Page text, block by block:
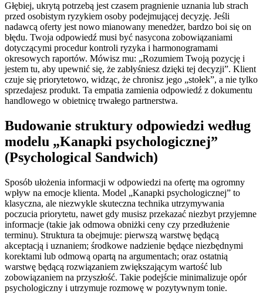
Głębiej, ukrytą potrzebą jest czasem pragnienie uznania lub strach
przed osobistym ryzykiem osoby podejmującej decyzję. Jeśli
nadawcą oferty jest nowo mianowany menedżer, bardzo boi się on
błędu. Twoja odpowiedź musi być nasycona zobowiązaniami
dotyczącymi procedur kontroli ryzyka i harmonogramami
okresowych raportów. Mówisz mu: „Rozumiem Twoją pozycję i
jestem tu, aby upewnić się, że zabłyśniesz dzięki tej decyzji”. Klient
czuje się priorytetowo, widząc, że chronisz jego „stołek”, a nie tylko
sprzedajesz produkt. Ta empatia zamienia odpowiedź z dokumentu
handlowego w obietnicę trwałego partnerstwa.
Budowanie struktury odpowiedzi według
modelu „Kanapki psychologicznej”
(Psychological Sandwich)
Sposób ułożenia informacji w odpowiedzi na ofertę ma ogromny
wpływ na emocje klienta. Model „Kanapki psychologicznej” to
klasyczna, ale niezwykle skuteczna technika utrzymywania
poczucia priorytetu, nawet gdy musisz przekazać niezbyt przyjemne
informacje (takie jak odmowa obniżki ceny czy przedłużenie
terminu). Struktura ta obejmuje: pierwszą warstwę będącą
akceptacją i uznaniem; środkowe nadzienie będące niezbędnymi
korektami lub odmową opartą na argumentach; oraz ostatnią
warstwę będącą rozwiązaniem zwiększającym wartość lub
zobowiązaniem na przyszłość. Takie podejście minimalizuje opór
psychologiczny i utrzymuje rozmowę w pozytywnym tonie.